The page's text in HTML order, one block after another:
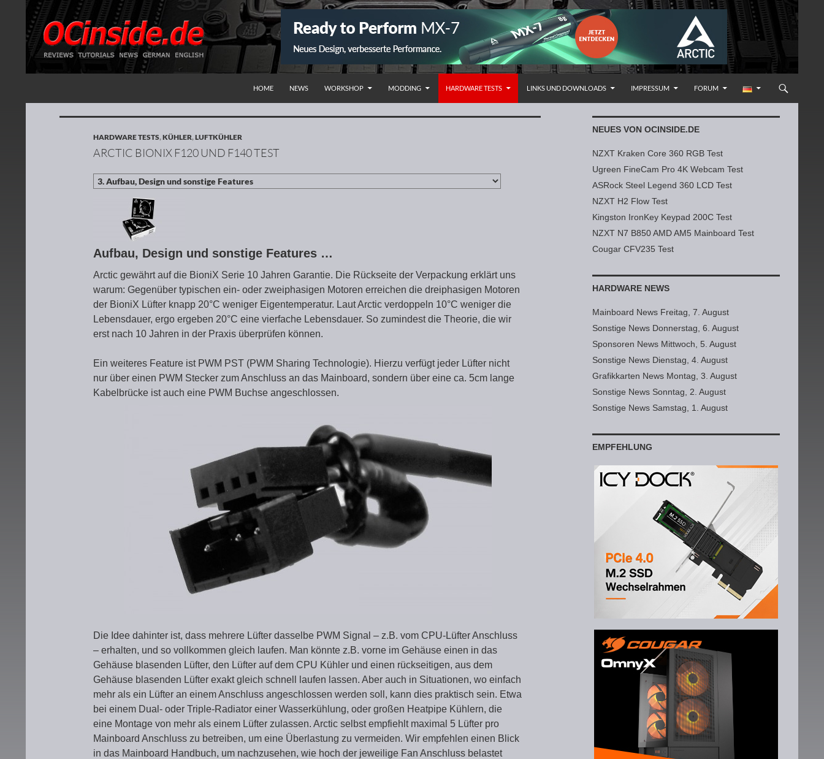
HOME
NEWS WORKSHOP MODDING HARDWARE TESTS LINKS UND DOWNLOADS IMPRESSUM FORUM
HARDWARE TESTS,KÜHLER,LUFTKÜHLER
ARCTIC BIONIX F120 UND F140 TEST
Aufbau, Design und sonstige Features …
Arctic gewährt auf die BioniX Serie 10 Jahren Garantie. Die Rückseite der Verpackung erklärt uns
warum: Gegenüber typischen ein- oder zweiphasigen Motoren erreichen die dreiphasigen Motoren
der BioniX Lüfter knapp 20°C weniger Eigentemperatur. Laut Arctic verdoppeln 10°C weniger die
Lebensdauer, ergo ergeben 20°C eine vierfache Lebensdauer. So zumindest die Theorie, die wir
erst nach 10 Jahren in der Praxis überprüfen können.
Ein weiteres Feature ist PWM PST (PWM Sharing Technologie). Hierzu verfügt jeder Lüfter nicht
nur über einen PWM Stecker zum Anschluss an das Mainboard, sondern über eine ca. 5cm lange
Kabelbrücke ist auch eine PWM Buchse angeschlossen.
Die Idee dahinter ist, dass mehrere Lüfter dasselbe PWM Signal – z.B. vom CPU-Lüfter Anschluss
– erhalten, und so vollkommen gleich laufen. Man könnte z.B. vorne im Gehäuse einen in das
Gehäuse blasenden Lüfter, den Lüfter auf dem CPU Kühler und einen rückseitigen, aus dem
Gehäuse blasenden Lüfter exakt gleich schnell laufen lassen. Aber auch in Situationen, wo einfach
mehr als ein Lüfter an einem Anschluss angeschlossen werden soll, kann dies praktisch sein. Etwa
bei einem Dual- oder Triple-Radiator einer Wasserkühlung, oder großen Heatpipe Kühlern, die
eine Montage von mehr als einem Lüfter zulassen. Arctic selbst empfiehlt maximal 5 Lüfter pro
Mainboard Anschluss zu betreiben, um eine Überlastung zu vermeiden. Wir empfehlen einen Blick
in das Mainboard Handbuch, um nachzusehen, wie hoch der jeweilige Fan Anschluss belastet
NEUES VON OCINSIDE.DE
NZXT Kraken Core 360 RGB Test
Ugreen FineCam Pro 4K Webcam Test
ASRock Steel Legend 360 LCD Test
NZXT H2 Flow Test
Kingston IronKey Keypad 200C Test
NZXT N7 B850 AMD AM5 Mainboard Test
Cougar CFV235 Test
HARDWARE NEWS
Mainboard News Freitag, 7. August
Sonstige News Donnerstag, 6. August
Sponsoren News Mittwoch, 5. August
Sonstige News Dienstag, 4. August
Grafikkarten News Montag, 3. August
Sonstige News Sonntag, 2. August
Sonstige News Samstag, 1. August
EMPFEHLUNG